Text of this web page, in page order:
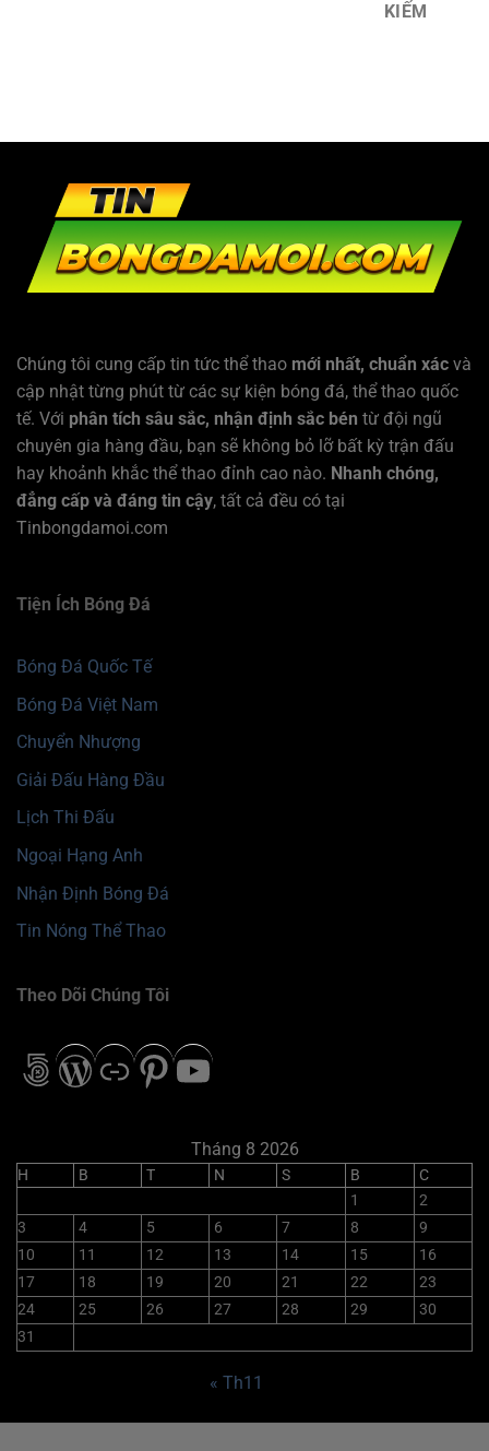
KIẾM
Chúng tôi cung cấp tin tức thể thao mới nhất, chuẩn xác và
cập nhật từng phút từ các sự kiện bóng đá, thể thao quốc
tế. Với phân tích sâu sắc, nhận định sắc bén từ đội ngũ
chuyên gia hàng đầu, bạn sẽ không bỏ lỡ bất kỳ trận đấu
hay khoảnh khắc thể thao đỉnh cao nào. Nhanh chóng,
đẳng cấp và đáng tin cậy, tất cả đều có tại
Tinbongdamoi.com
Tiện Ích Bóng Đá
Bóng Đá Quốc Tế
Bóng Đá Việt Nam
Chuyển Nhượng
Giải Đấu Hàng Đầu
Lịch Thi Đấu
Ngoại Hạng Anh
Nhận Định Bóng Đá
Tin Nóng Thể Thao
Theo Dõi Chúng Tôi
500px
WordPress
Liên kếtPinterest
Youtube
Tháng 8 2026
H B T N S B
C
1
2
3
4 5 6 7 8
9
10
11 12 13 14 15
16
17
18 19 20 21 22
23
24
25 26 27 28 29
30
31
« Th11